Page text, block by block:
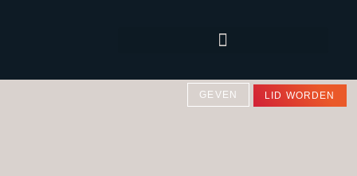
GEVEN LID WORDEN